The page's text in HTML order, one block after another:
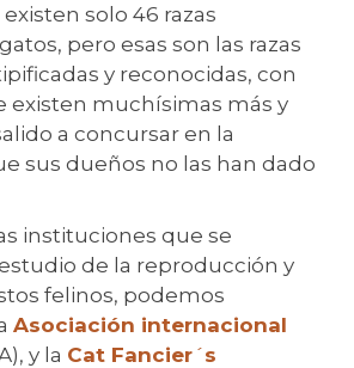
existen solo 46 razas
pero esas son las razas
y reconocidas, con
existen muchísimas más y
a concursar en la
sus dueños no las han dado
instituciones que se
de la reproducción y
felinos, podemos
Asociación internacional
y la Cat Fancier ´s